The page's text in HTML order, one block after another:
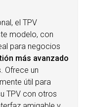
el TPV
modelo, con
para negocios
más avanzado
Ofrece un
útil para
TPV con otros